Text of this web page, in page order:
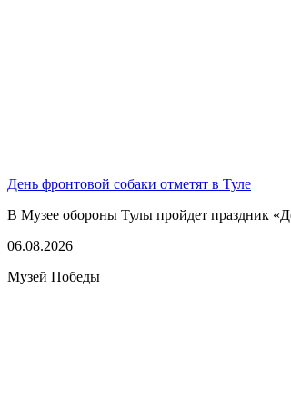
День фронтовой собаки отметят в Туле
В Музее обороны Тулы пройдет праздник
06.08.2026
Музей Победы